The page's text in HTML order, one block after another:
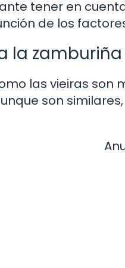
tener en
de los
la
las vieiras son
son